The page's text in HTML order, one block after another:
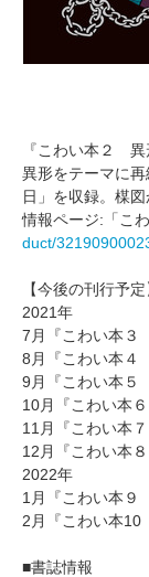
『こわい本２ 異
異形をテーマに
日」を収録。楳
情報ページ:「こ
duct/
【今後の刊行予定
2021年
7月『こわい本３
8月『こわい本４
9月『こわい本５
10月『こわい本
11月『こわい本
12月『こわい本
2022年
1月『こわい本９
2月『こわい本10
■書誌情報